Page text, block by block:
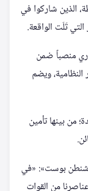
الذين شاركوا في
تَلَت الواقعة.
منصباً ضمن
ويضم
من بينها تأمين
بوست»: «في
من القوات